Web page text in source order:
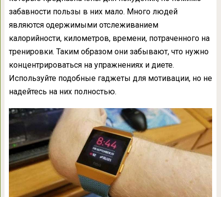
забавности пользы в них мало. Много людей
являются одержимыми отслеживанием
калорийности, километров, времени, потраченного на
тренировки. Таким образом они забывают, что нужно
концентрироваться на упражнениях и диете.
Используйте подобные гаджеты для мотивации, но не
надейтесь на них полностью.